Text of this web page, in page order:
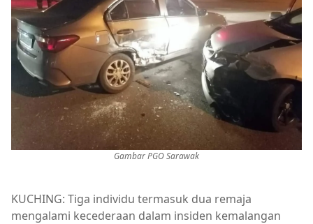
Gambar PGO Sarawak
KUCHING: Tiga individu termasuk dua remaja
mengalami kecederaan dalam insiden kemalangan